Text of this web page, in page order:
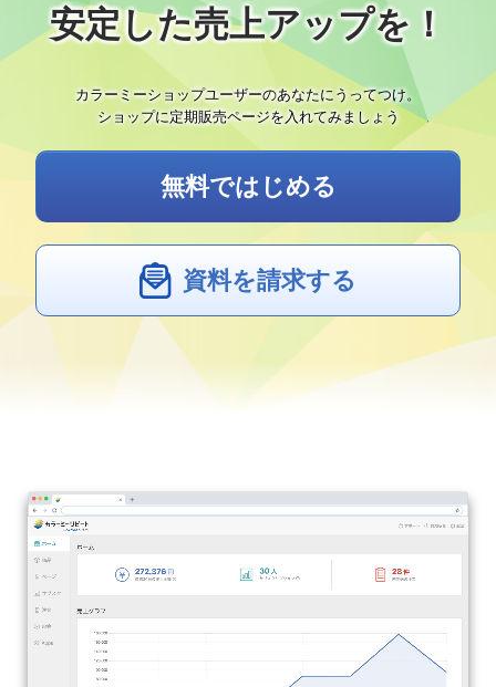
安定した売上アップを！
カラーミーショップユーザーのあなたにうってつけ。
ショップに定期販売ページを入れてみましょう
無料ではじめる
資料を請求する